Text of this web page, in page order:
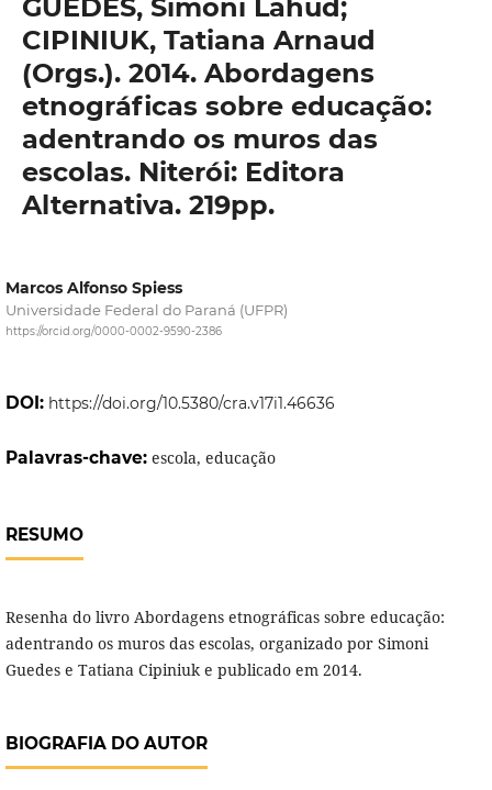
GUEDES, Simoni Lahud;
CIPINIUK, Tatiana Arnaud
(Orgs.). 2014. Abordagens
etnográficas sobre educação:
adentrando os muros das
escolas. Niterói: Editora
Alternativa. 219pp.
Marcos Alfonso Spiess
Universidade Federal do Paraná (UFPR)
https://orcid.org/0000-0002-9590-2386
DOI: https://doi.org/10.5380/cra.v17i1.46636
Palavras-chave: escola, educação
RESUMO
Resenha do livro Abordagens etnográficas sobre educação:
adentrando os muros das escolas, organizado por Simoni
Guedes e Tatiana Cipiniuk e publicado em 2014.
BIOGRAFIA DO AUTOR